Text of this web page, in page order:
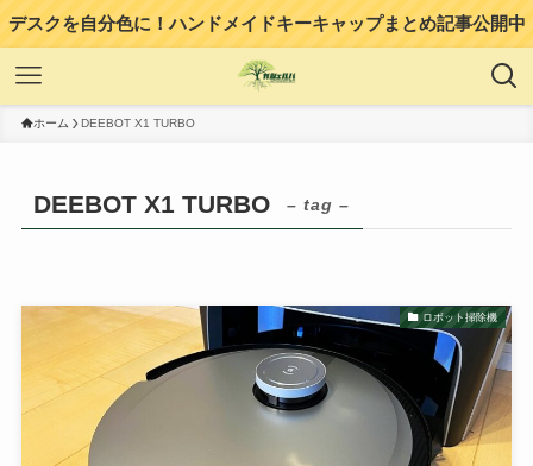
デスクを自分色に！ハンドメイドキーキャップまとめ記事公開中
ホーム DEEBOT X1 TURBO
DEEBOT X1 TURBO – tag –
ロボット掃除機